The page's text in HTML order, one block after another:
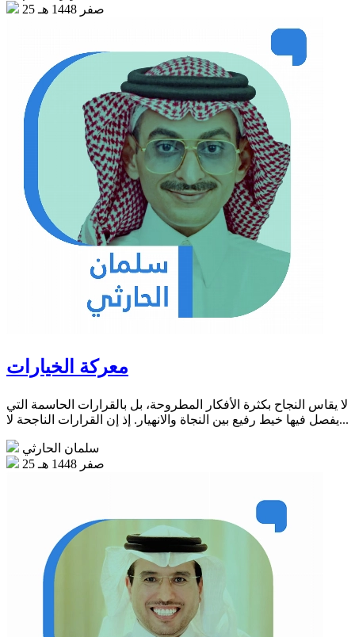
25 صفر 1448 هـ
معركة الخيارات
لا يقاس النجاح بكثرة الأفكار المطروحة، بل بالقرارات الحاسمة التي
سلمان الحارثي
25 صفر 1448 هـ